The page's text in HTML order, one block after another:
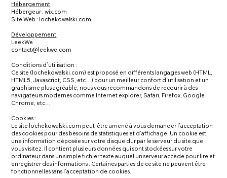
Hébergement
Hébergeur : wix.com
Site Web : lochekowalski.com
Développement
LeekWe
contact@leekwe.com
Conditions d’utilisation :
Ce site (lochekowalski.com) est proposé en différents langages web (HTML,
HTML5, Javascript, CSS, etc…) pour un meilleur confort d’utilisation et un
graphisme plus agréable, nous vous recommandons de recourir à des
navigateurs modernes comme Internet explorer, Safari, Firefox, Google
Chrome, etc…
Cookies :
Le site lochekowalski.com peut-être amené à vous demander l’acceptation
des cookies pour des besoins de statistiques et d’affichage. Un cookie est
une information déposée sur votre disque dur par le serveur du site que
vous visitez. Il contient plusieurs données qui sont stockées sur votre
ordinateur dans un simple fichier texte auquel un serveur accède pour lire et
enregistrer des informations . Certaines parties de ce site ne peuvent être
fonctionnelles sans l’acceptation de cookies.